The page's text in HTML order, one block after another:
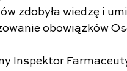
zdobyła wiedzę i
obowiązków
Inspektor